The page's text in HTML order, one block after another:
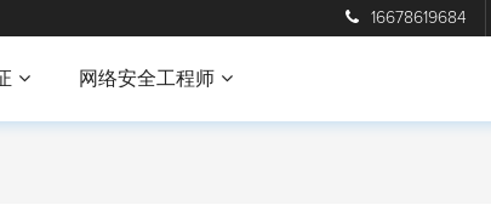
16678619684
网络安全工程师